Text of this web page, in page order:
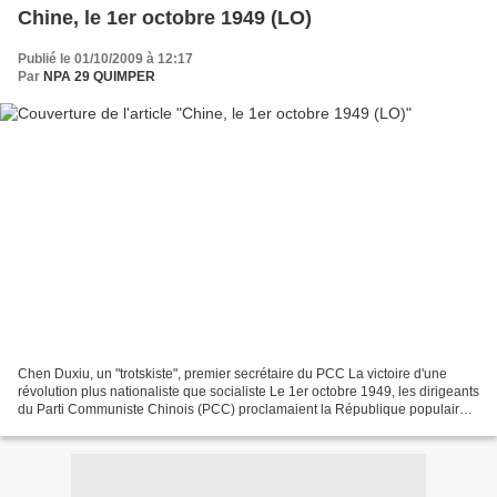
Chine, le 1er octobre 1949 (LO)
Publié le 01/10/2009 à 12:17
Par NPA 29 QUIMPER
Chen Duxiu, un "trotskiste", premier secrétaire du PCC La victoire d'une
révolution plus nationaliste que socialiste Le 1er octobre 1949, les dirigeants
du Parti Communiste Chinois (PCC) proclamaient la République populaire